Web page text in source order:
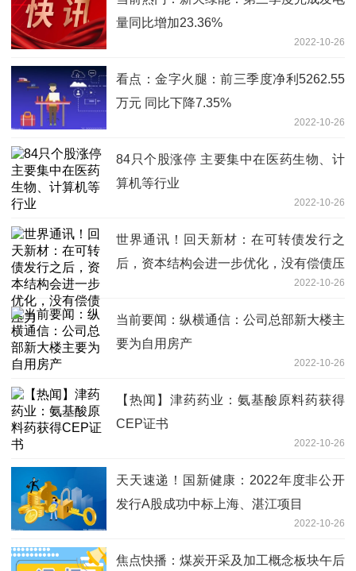
量同比增加23.36%
2022-10-26
看点：金字火腿：前三季度净利5262.55
万元 同比下降7.35%
2022-10-26
84只个股涨停 主要集中在医药生物、计
算机等行业
2022-10-26
世界通讯！回天新材：在可转债发行之
后，资本结构会进一步优化，没有偿债压
2022-10-26
当前要闻：纵横通信：公司总部新大楼主
要为自用房产
2022-10-26
【热闻】津药药业：氨基酸原料药获得
CEP证书
2022-10-26
天天速递！国新健康：2022年度非公开
发行A股成功中标上海、湛江项目
2022-10-26
焦点快播：煤炭开采及加工概念板块午后